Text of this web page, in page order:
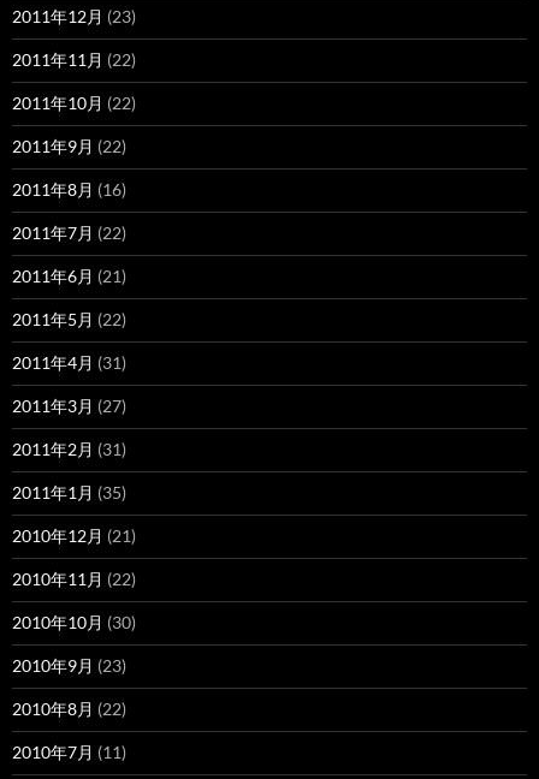
2011年12月 (23)
2011年11月 (22)
2011年10月 (22)
2011年9月 (22)
2011年8月 (16)
2011年7月 (22)
2011年6月 (21)
2011年5月 (22)
2011年4月 (31)
2011年3月 (27)
2011年2月 (31)
2011年1月 (35)
2010年12月 (21)
2010年11月 (22)
2010年10月 (30)
2010年9月 (23)
2010年8月 (22)
2010年7月 (11)